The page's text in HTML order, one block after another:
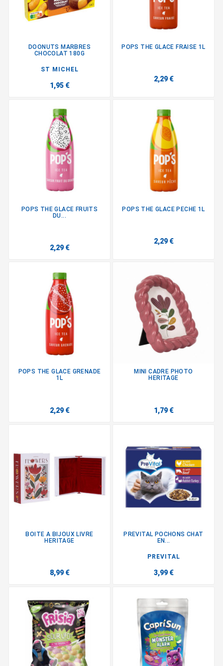
DOONUTS MARBRES
CHOCOLAT 180G
ST MICHEL
1,95 €
POPS THE GLACE FRAISE 1L
2,29 €
POPS THE GLACE FRUITS
DU...
2,29 €
POPS THE GLACE PECHE 1L
2,29 €
POPS THE GLACE GRENADE
1L
2,29 €
MINI CADRE PHOTO
HERITAGE
1,79 €
BOITE A BIJOUX LIVRE
HERITAGE
8,99 €
PREVITAL POCHONS CHAT
EN...
PREVITAL
3,99 €